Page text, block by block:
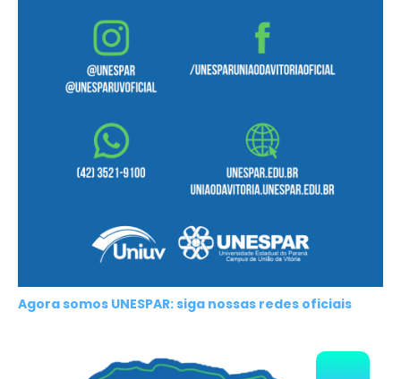
Agora somos UNESPAR: siga nossas redes oficiais